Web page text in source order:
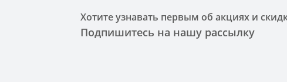
Хотите узнавать первым об акциях и
Подпишитесь на нашу рассылку